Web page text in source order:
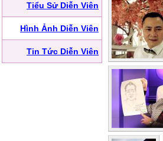
Tiểu Sử Diễn Viên
Hình Ảnh Diễn Viên
Tin Tức Diễn Viên